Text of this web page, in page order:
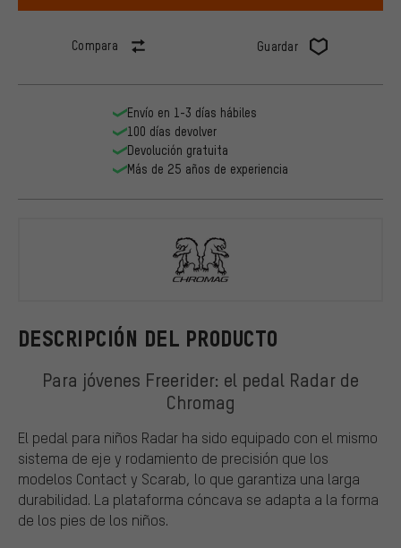
Compara Guardar
DESCRIPCIÓN DEL PRODUCTO
Para jóvenes Freerider: el pedal Radar de
Chromag
El pedal para niños Radar ha sido equipado con el mismo
sistema de eje y rodamiento de precisión que los
modelos Contact y Scarab, lo que garantiza una larga
durabilidad. La plataforma cóncava se adapta a la forma
de los pies de los niños.
Envío en 1-3 días hábiles
100 días devolver
Devolución gratuita
Más de 25 años de experiencia